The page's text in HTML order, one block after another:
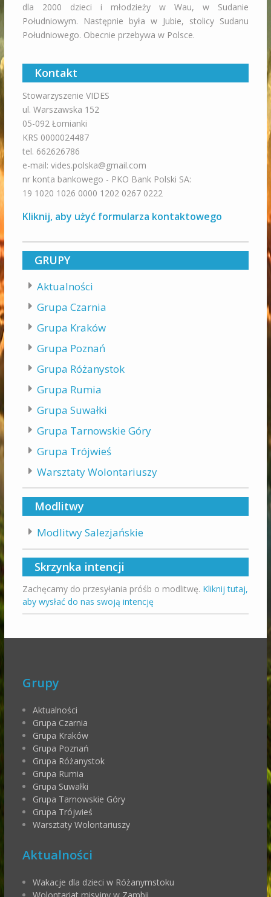
dla 2000 dzieci i młodzieży w Wau, w Sudanie
Południowym. Następnie była w Jubie, stolicy Sudanu
Południowego. Obecnie przebywa w Polsce.
Kontakt
Stowarzyszenie VIDES
ul. Warszawska 152
05-092 Łomianki
KRS 0000024487
tel. 662626786
e-mail: vides.polska@gmail.com
nr konta bankowego - PKO Bank Polski SA:
19 1020 1026 0000 1202 0267 0222
Kliknij, aby użyć formularza kontaktowego
GRUPY
Aktualności
Grupa Czarnia
Grupa Kraków
Grupa Poznań
Grupa Różanystok
Grupa Rumia
Grupa Suwałki
Grupa Tarnowskie Góry
Grupa Trójwieś
Warsztaty Wolontariuszy
Modlitwy
Modlitwy Salezjańskie
Skrzynka intencji
Zachęcamy do przesyłania próśb o modlitwę. Kliknij tutaj,
aby wysłać do nas swoją intencję
Grupy
Aktualności
Grupa Czarnia
Grupa Kraków
Grupa Poznań
Grupa Różanystok
Grupa Rumia
Grupa Suwałki
Grupa Tarnowskie Góry
Grupa Trójwieś
Warsztaty Wolontariuszy
Aktualności
Wakacje dla dzieci w Różanymstoku